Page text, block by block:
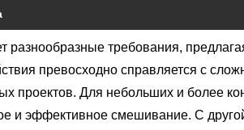
разнообразные требования,
превосходно справляется с
проектов. Для небольших и более
и эффективное смешивание. С